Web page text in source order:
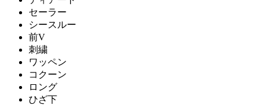
セーラー
シースルー
前V
刺繍
ワッペン
コクーン
ロング
ひざ下